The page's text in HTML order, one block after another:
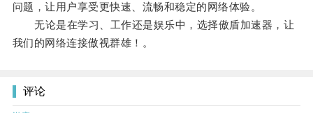
问题，让用户享受更快速、流畅和稳定的网络体验。
无论是在学习、工作还是娱乐中，选择傲盾加速器，让
我们的网络连接傲视群雄！。
评论